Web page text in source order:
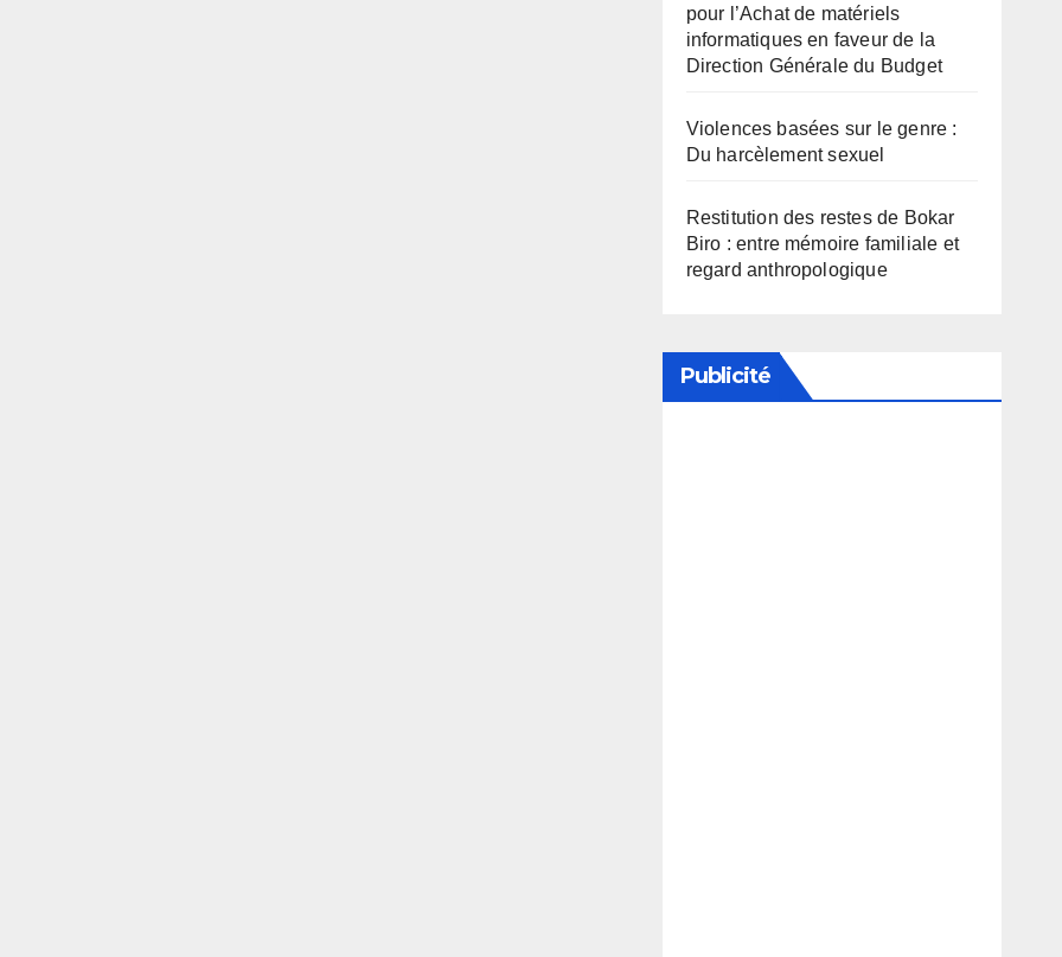
pour l’Achat de matériels
informatiques en faveur de la
Direction Générale du Budget
Violences basées sur le genre :
Du harcèlement sexuel
Restitution des restes de Bokar
Biro : entre mémoire familiale et
regard anthropologique
Publicité